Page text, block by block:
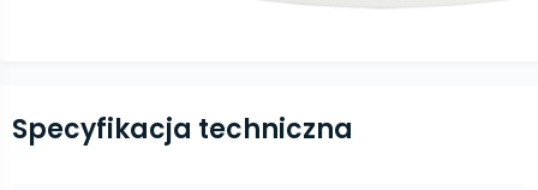
Specyfikacja techniczna